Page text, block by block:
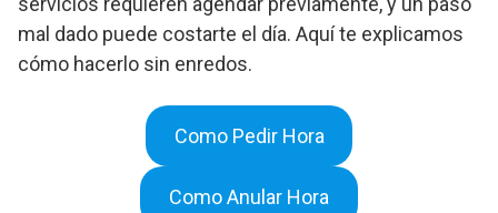
mal dado puede costarte el día. Aquí te explicamos
cómo hacerlo sin enredos.
Como Pedir Hora
Como Anular Hora